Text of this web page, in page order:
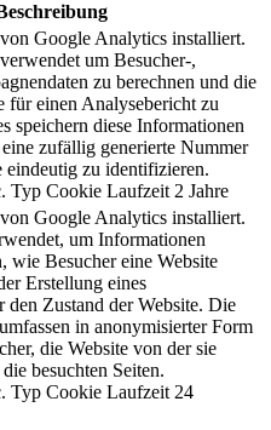
Google Analytics installiert.
um Besucher-,
zu berechnen und die
für einen Analysebericht zu
speichern diese Informationen
zufällig generierte Nummer
eindeutig zu identifizieren.
Typ Cookie Laufzeit 2 Jahre
Google Analytics installiert.
um Informationen
wie Besucher eine Website
Erstellung eines
den Zustand der Website. Die
in anonymisierter Form
die Website von der sie
besuchten Seiten.
Typ Cookie Laufzeit 24